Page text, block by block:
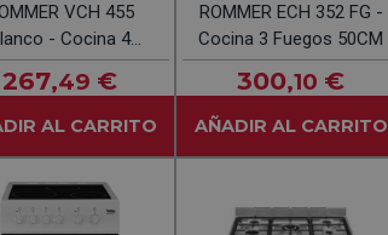
VCH 455
- Cocina 4
Fuegos 50CM
267,49 €
AL CARRITO
ROMMER ECH 352 FG -
Cocina 3 Fuegos 50CM
300,10 €
AÑADIR AL CARRITO